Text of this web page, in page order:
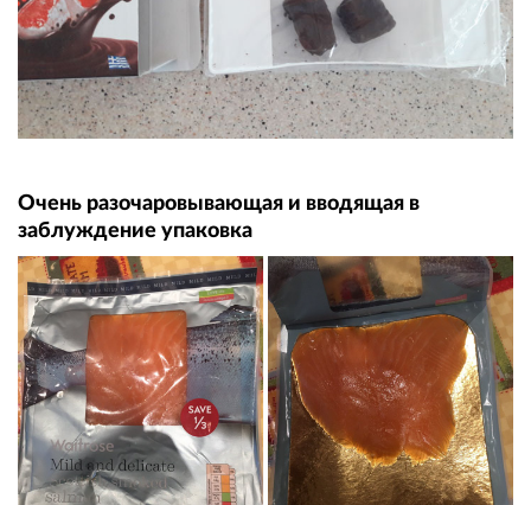
Очень разочаровывающая и вводящая в
заблуждение упаковка